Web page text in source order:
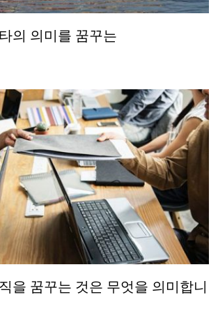
의 의미를 꿈꾸는
을 꿈꾸는 것은 무엇을 의미합니